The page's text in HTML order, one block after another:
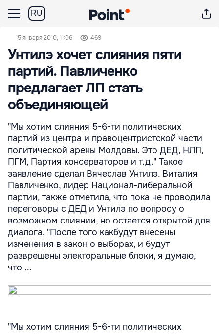
RU
15 января 2010, 11:06 469
Унтилэ хочет слияния пяти
партий. Павличенко
предлагает ЛП стать
объединяющей
"Мы хотим слияния 5-6-ти политических
партий из центра и правоцентристской части
политической арены Молдовы. Это ДЕД, НЛП,
ПГМ, Партия консерваторов и т.д." Такое
заявление сделал Вячеслав Унтилэ. Виталия
Павличенко, лидер Национал-либеральной
партии, также отметила, что пока не проводила
переговоры с ДЕД и Унтилэ по вопросу о
возможном слиянии, но остается открытой для
диалога. "После того какбудут внесены
изменения в закон о выборах, и будут
разврешены электоральные блоки, я думаю,
что ...
"Мы хотим слияния 5-6-ти политических